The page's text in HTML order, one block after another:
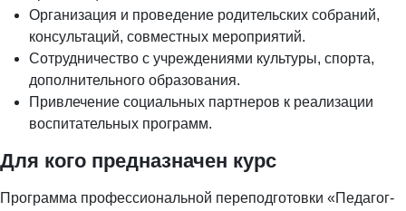
Организация и проведение родительских собраний,
консультаций, совместных мероприятий.
Сотрудничество с учреждениями культуры, спорта,
дополнительного образования.
Привлечение социальных партнеров к реализации
воспитательных программ.
Для кого предназначен курс
Программа профессиональной переподготовки «Педагог-